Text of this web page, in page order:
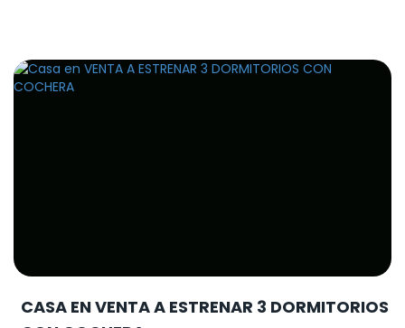
CASA EN VENTA A ESTRENAR 3 DORMITORIOS